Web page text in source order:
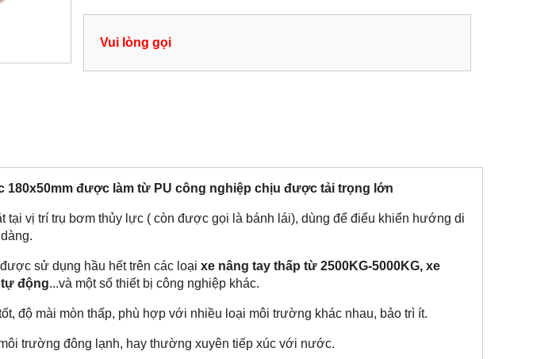
Vui lòng gọi
180x50mm được làm từ PU công nghiệp chịu được tải trọng lớn
tại vị trí trụ bơm thủy lực ( còn được gọi là bánh lái), dùng để điểu khiển hướng di
được sử dụng hầu hết trên các loại xe nâng tay thấp từ 2500KG-5000KG, xe
tự động...và một số thiết bị công nghiệp khác.
độ mài mòn thấp, phù hợp với nhiều loại môi trường khác nhau, bảo trì ít.
trường đông lạnh, hay thường xuyên tiếp xúc với nước.